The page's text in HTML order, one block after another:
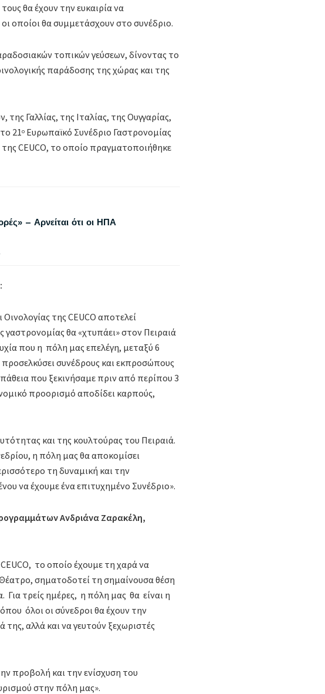
θα έχουν την ευκαιρία να
οποίοι θα συμμετάσχουν στο συνέδριο.
τοπικών γεύσεων, δίνοντας το
παράδοσης της χώρας και της
Γαλλίας, της Ιταλίας, της Ουγγαρίας,
21ο Ευρωπαϊκό Συνέδριο Γαστρονομίας
της CEUCO, το οποίο πραγματοποιήθηκε
– Αρνείται ότι οι ΗΠΑ
της CEUCO αποτελεί
γαστρονομίας θα «χτυπάει» στον Πειραιά
που η πόλη μας επελέγη, μεταξύ 6
συνέδρους και εκπροσώπους
που ξεκινήσαμε πριν από περίπου 3
προορισμό αποδίδει καρπούς,
και της κουλτούρας του Πειραιά.
η πόλη μας θα αποκομίσει
τη δυναμική και την
να έχουμε ένα επιτυχημένο Συνέδριο».
Ανδριάνα Ζαρακέλη,
το οποίο έχουμε τη χαρά να
σηματοδοτεί τη σημαίνουσα θέση
Για τρείς ημέρες, η πόλη μας θα είναι η
όλοι οι σύνεδροι θα έχουν την
της, αλλά και να γευτούν ξεχωριστές
προβολή και την ενίσχυση του
στην πόλη μας».